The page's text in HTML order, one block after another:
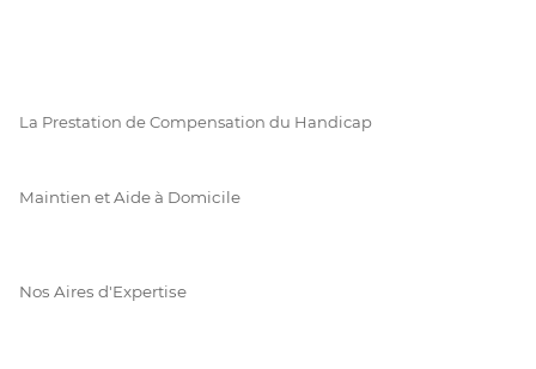
La Prestation de Compensation du Handicap
Maintien et Aide à Domicile
Nos Aires d'Expertise